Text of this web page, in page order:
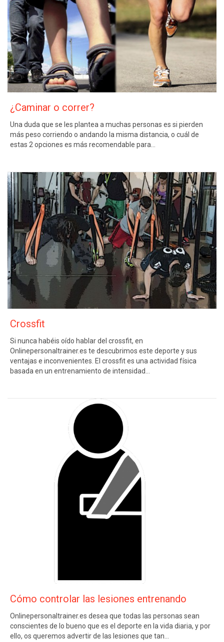
¿Caminar o correr?
Una duda que se les plantea a muchas personas es si pierden
más peso corriendo o andando la misma distancia, o cuál de
estas 2 opciones es más recomendable para…
Crossfit
Si nunca habéis oído hablar del crossfit, en
Onlinepersonaltrainer.es te descubrimos este deporte y sus
ventajas e inconvenientes. El crossfit es una actividad física
basada en un entrenamiento de intensidad…
Cómo controlar las lesiones entrenando
Onlinepersonaltrainer.es desea que todas las personas sean
conscientes de lo bueno que es el deporte en la vida diaria, y por
ello, os queremos advertir de las lesiones que tan…